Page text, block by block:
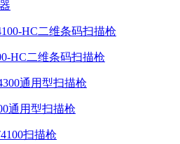
HC二维条码扫描枪
通用型扫描枪